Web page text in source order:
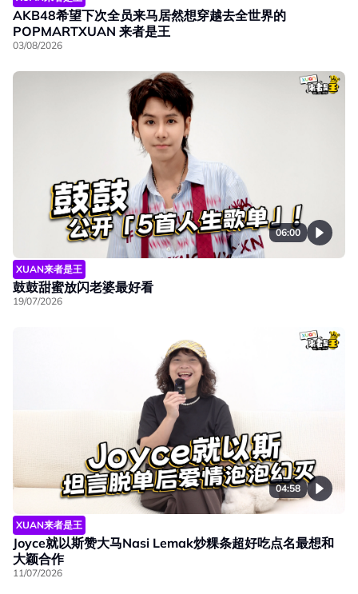
AKB48希望下次全员来马居然想穿越去全世界的
POPMARTXUAN 来者是王
03/08/2026
06:00
XUAN来者是王
鼓鼓甜蜜放闪老婆最好看
19/07/2026
04:58
XUAN来者是王
Joyce就以斯赞大马Nasi Lemak炒粿条超好吃点名最想和
大颖合作
11/07/2026